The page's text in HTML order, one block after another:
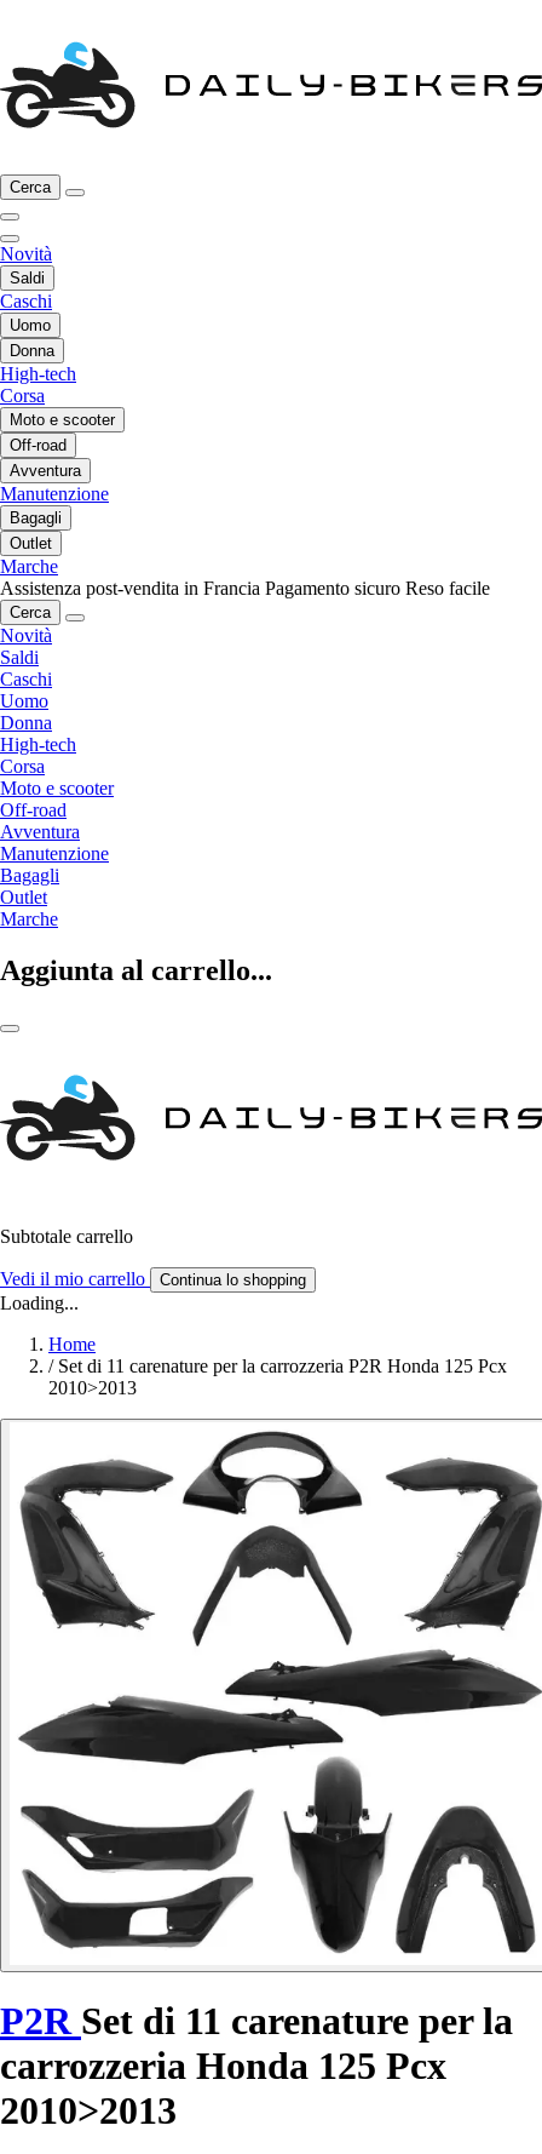
Cerca
Novità
Saldi
Caschi
Uomo
Donna
High-tech
Corsa
Moto e scooter
Off-road
Avventura
Manutenzione
Bagagli
Outlet
Marche
Assistenza post-vendita in Francia Pagamento sicuro Reso facile
Cerca
Novità
Saldi
Caschi
Uomo
Donna
High-tech
Corsa
Moto e scooter
Off-road
Avventura
Manutenzione
Bagagli
Outlet
Marche
Aggiunta al carrello...
Subtotale carrello
Vedi il mio carrello Continua lo shopping
Loading...
Home
/ Set di 11 carenature per la carrozzeria P2R Honda 125 Pcx
2010>2013
P2R Set di 11 carenature per la
carrozzeria Honda 125 Pcx
2010>2013